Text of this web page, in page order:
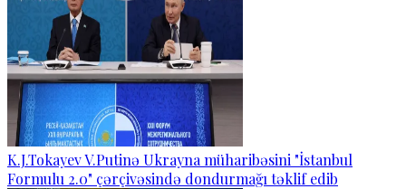
K.J.Tokayev V.Putinə Ukrayna müharibəsini "İstanbul
Formulu 2.0" çərçivəsində dondurmağı təklif edib